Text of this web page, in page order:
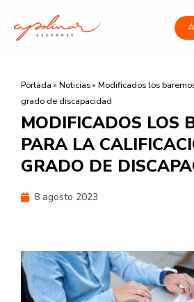
contenido
Portada » Noticias» Modificados los
grado de discapacidad
MODIFICADOS LOS
PARA LA
GRADO DE
8 agosto 2023